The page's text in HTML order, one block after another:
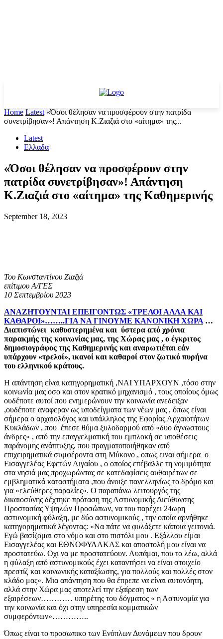
Home Latest «Όσοι θέλησαν να προσφέρουν στην πατρίδα
συνετρίβησαν»! Απάντηση Κ.Ζιαζιά στο «αίτημα» της...
Latest
Ελλαδα
«Όσοι θέλησαν να προσφέρουν στην
πατρίδα συνετρίβησαν»! Απάντηση
Κ.Ζιαζιά στο «αίτημα» της Καθημερινής
September 18, 2023
Του Κωνσταντίνου Ζιαζιά
επίτιμου Α/ΓΕΣ
10 Σεπτεμβρίου 2023
ΑΝΑΖΗΤΟΥΝΤΑΙ ΕΠΕΙΓΟΝΤΩΣ «ΤΡΕΛΟΙ ΑΛΛΑ ΚΑΙ
ΚΑΘΑΡΟΙ»……..ΓΙΑ ΝΑ ΓΙΝΟΥΜΕ ΚΑΝΟΝΙΚΗ ΧΩΡΑ …
Διαπιστώνει καθυστερημένα και ύστερα από χρόνια
παρακμής της κοινωνίας μας, της Χώρας μας , ο έγκριτος
δημοσιογράφος της Καθημερινής και αναρωτιέται εάν
υπάρχουν «τρελοί», ικανοί και καθαροί στον ζωτικό πυρήνα
του ελληνικού κράτους.
Η απάντηση είναι κατηγορηματική ,ΝΑΙ ΥΠΑΡΧΟΥΝ ,τόσο στην
κοινωνία μας οσο και στον κρατικό μηχανισμό , τους οποίους όμως
ουδέποτε αυτοί που ενημερώνουν την κοινωνία ανεδειξαν
,ουδέποτε αναφεραν ως υποδείγματα των νέων μας , όπως είναι
σήμερα ο αρχαιολόγος και υπάλληλος της Εφορίας Αρχαιοτήτων
Κυκλάδων , που έπεσε θύμα ξυλοδαρμού από «δυο άγνωστους
άνδρες» , από την επαγγελματική του εμπλοκή σε υποθέσεις
παράνομης ανάπτυξης, που πραγματοποιήθηκαν από
επιχειρηματικά συμφέροντα στη Μύκονο , οπως ειναι σήμερα ο
Εισαγγελέας Εφετών Αιγαίου , ο οποίος επέβαλλε τη νομιμότητα
στα νησιά μας προχωρώντας σε κατεδαφίσεις αυθαιρέτων σε
εμβληματικά καταστήματα ,που άνοιξε πανελληνίως το δρόμο και
για «ελεύθερες παραλίες». Ο παραπάνω λειτουργός της
δικαιοσύνης δέχτηκε πρόταση της Αστυνομικής Διεύθυνσης
Προστασίας Υψηλών Προσώπων, να του παρέχει 24ωρη
αστυνομική φύλαξη, με δύο αστυνομικούς , την οποία αρνήθηκε
κατηγορηματικά λέγοντας: «Να πάτε να φυλάξετε κάποια γειτονιά.
Εγώ βασίζομαι στο νόμο και στο πιστόλι μου . Εξάλλου είμαι
Εισαγγελέας και ΕΘΝΟΦΥΛΑΚΑΣ και αποστολή μου είναι να
προστατεύω. Οχι να με προστατεύουν. Λυπάμαι, που το λέω, αλλά
η φύλαξη από αστυνομικούς έχει καταντήσει να είναι στοιχείο
πρεστίζ και κοινωνικής καταξίωσης, για πολλούς και πολλές στον
κλάδο μας». Μια απάντηση που θα έπρεπε να είναι αυτονόητη,
αλλά στην Χώρα μας αποτελεί την εξαίρεση των
εξαιρέσεων………… υπηρέτης του δόγματος « η Αστυνομία για
την κοινωνία και όχι στην υπηρεσία κομματικών
συμφερόντων»…………..
Όπως είναι το προσωπικο των Ενόπλων Δυνάμεων που δρουν